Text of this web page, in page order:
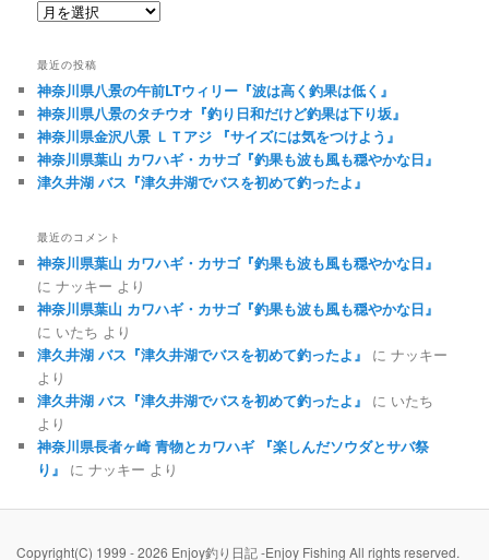
月
り
日
記
最近の投稿
神奈川県八景の午前LTウィリー『波は高く釣果は低く』
神奈川県八景のタチウオ『釣り日和だけど釣果は下り坂』
神奈川県金沢八景 ＬＴアジ 『サイズには気をつけよう』
神奈川県葉山 カワハギ・カサゴ『釣果も波も風も穏やかな日』
津久井湖 バス『津久井湖でバスを初めて釣ったよ』
最近のコメント
神奈川県葉山 カワハギ・カサゴ『釣果も波も風も穏やかな日』
にナッキー より
神奈川県葉山 カワハギ・カサゴ『釣果も波も風も穏やかな日』
に いたち より
津久井湖 バス『津久井湖でバスを初めて釣ったよ』
にナッキー
より
津久井湖 バス『津久井湖でバスを初めて釣ったよ』
に いたち
より
神奈川県長者ヶ崎 青物とカワハギ 『楽しんだソウダとサバ祭
り』
にナッキー より
Copyright(C) 1999 - 2026 Enjoy釣り日記 -Enjoy Fishing All rights reserved.